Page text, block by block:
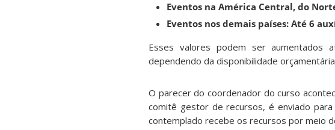
Eventos na América Central, do
Eventos nos demais países: Até 6
Esses valores podem ser aumentados
dependendo da disponibilidade
O parecer do coordenador do curso
comitê gestor de recursos, é enviado
contemplado recebe os recursos por meio